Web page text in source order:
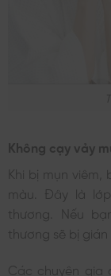
Không cạy vảy
Khi bị mụn
màu. Đây là
thương. Nếu
thương sẽ bị gián
Các chuyên gia